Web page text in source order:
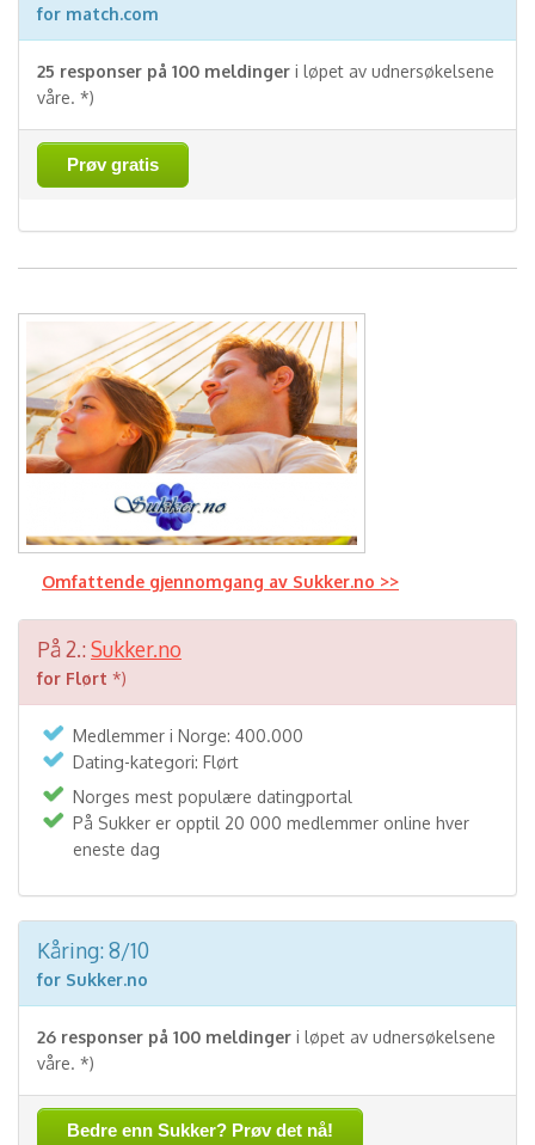
for match.com
25 responser på 100 meldinger i løpet av udnersøkelsene
våre. *)
Prøv gratis
Omfattende gjennomgang av Sukker.no >>
På 2.:Sukker.no
for Flørt *)
Medlemmer i Norge: 400.000
Dating-kategori: Flørt
Norges mest populære datingportal
På Sukker er opptil 20 000 medlemmer online hver
eneste dag
Kåring: 8/10
for Sukker.no
26 responser på 100 meldinger i løpet av udnersøkelsene
våre. *)
Bedre enn Sukker? Prøv det nå!